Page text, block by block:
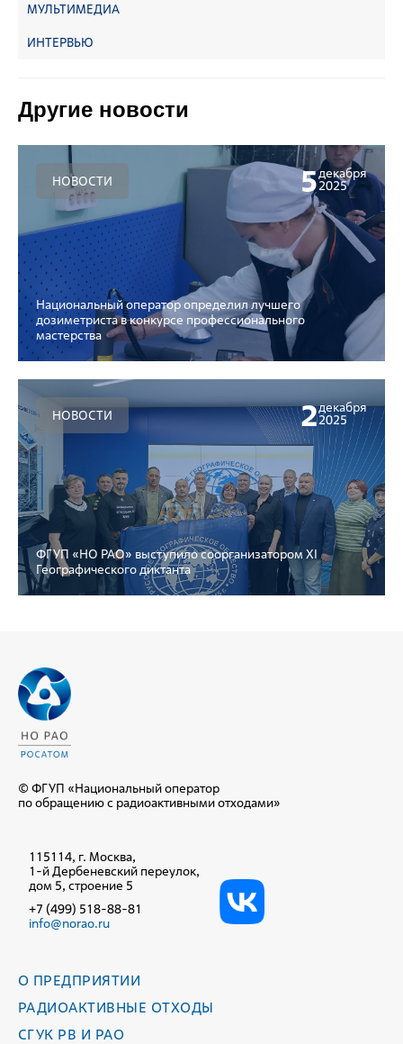
МУЛЬТИМЕДИА
ИНТЕРВЬЮ
Другие новости
НОВОСТИ 5декабря
2025
Национальный оператор определил лучшего
дозиметриста в конкурсе профессионального
мастерства
НОВОСТИ 2декабря
2025
ФГУП «НО РАО» выступило соорганизатором XI
Географического диктанта
© ФГУП «Национальный оператор
по обращению с радиоактивными отходами»
115114, г. Москва,
1-й Дербеневский переулок,
дом 5, строение 5
+7 (499) 518-88-81
info@norao.ru
О ПРЕДПРИЯТИИ
РАДИОАКТИВНЫЕ ОТХОДЫ
СГУК РВ И РАО